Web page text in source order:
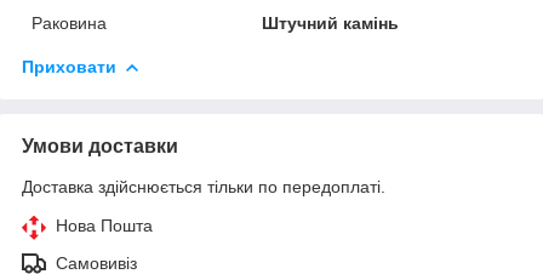
Раковина
Штучний камінь
Приховати
Умови доставки
Доставка здійснюється тільки по передоплаті.
Нова Пошта
Самовивіз